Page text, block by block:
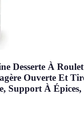
Desserte À
Ouverte Et
Support À Épices,